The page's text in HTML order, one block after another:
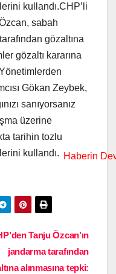
kullandı.CHP’li
sabah
gözaltına
gözaltı kararına
Gökan Zeybek,
sanıyorsanız
üzerine
tarihin tozlu
kullandı.
Tanju Özcan’ın
jandarma tarafından
alınmasına tepki: